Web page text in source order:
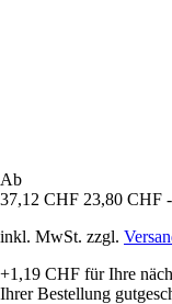
Ab
37,12 CHF 23,80 CHF
inkl. MwSt. zzgl.
+1,19 CHF für Ihre
Ihrer Bestellung